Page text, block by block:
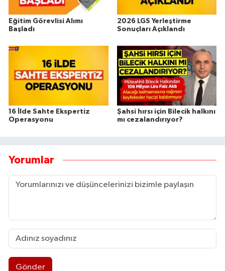
Eğitim Görevlisi Alımı
Başladı
2026 LGS Yerleştirme
Sonuçları Açıklandı
16 İlde Sahte Ekspertiz
Operasyonu
Şahsi hırsı için Bilecik halkını
mı cezalandırıyor?
Yorumlar
Gönder